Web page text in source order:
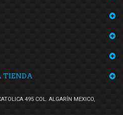
TIENDA
495 COL. ALGARÍN MEXICO,